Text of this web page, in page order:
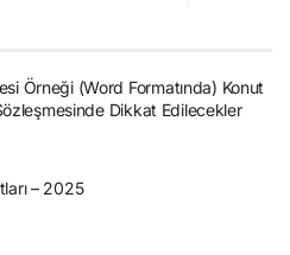
Örneği (Word Formatında) Konut
Dikkat Edilecekler
– 2025